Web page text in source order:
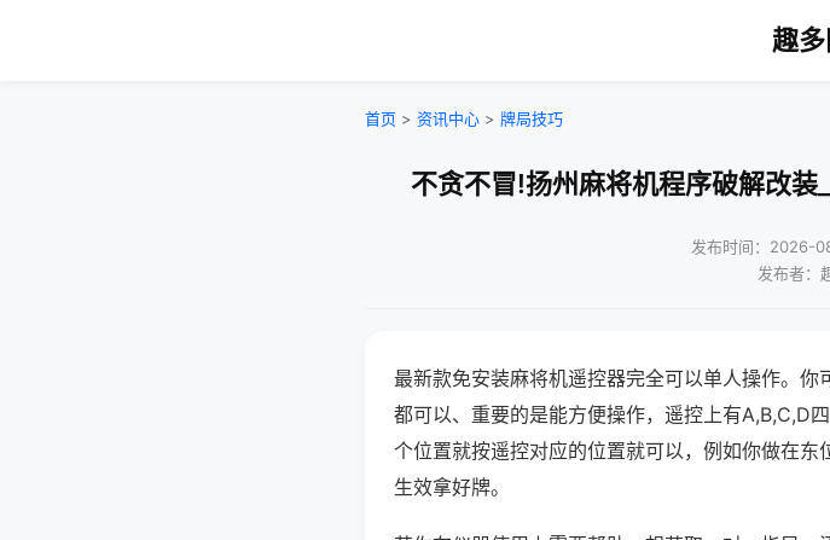
趣多
首页 > 资讯中心 > 牌局技巧
不贪不冒!扬州麻将机程序破解改
发布时间：2026-
发布者：
最新款免安装麻将机遥控器完全可以单人操作。
都可以、重要的是能方便操作，遥控上有A,B,C,D
个位置就按遥控对应的位置就可以，例如你做在
生效拿好牌。